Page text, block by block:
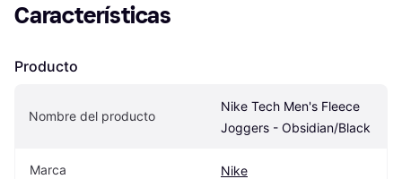
Características
Producto
Nombre del producto
Nike Tech Men's Fleece
Joggers - Obsidian/Black
Marca Nike